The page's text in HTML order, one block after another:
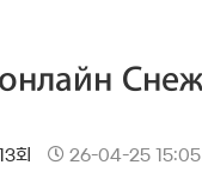
13회 26-04-25 15:05